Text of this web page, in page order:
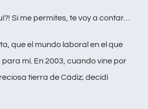
Si me permites, te voy a contar…
que el mundo laboral en el que
mí. En 2003, cuando vine por
tierra de Cádiz; decidí